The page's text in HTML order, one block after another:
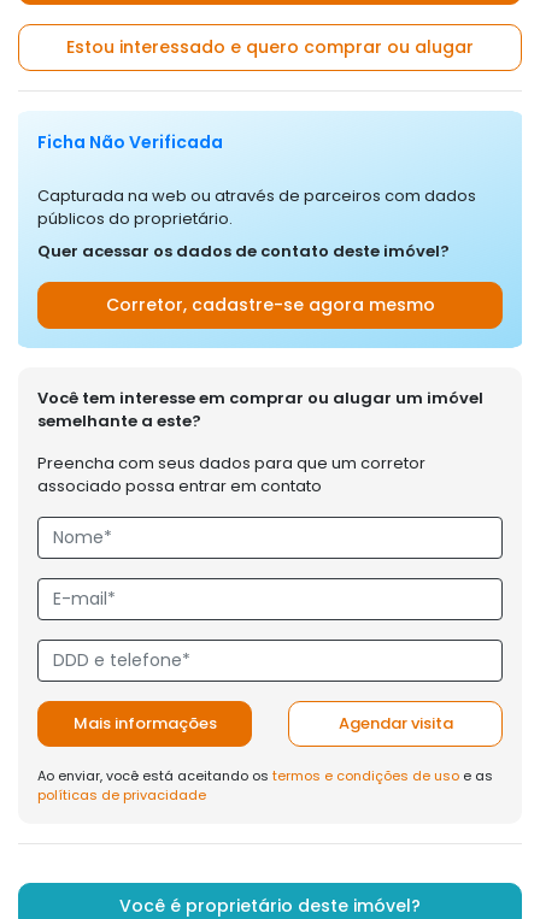
Estou interessado e quero comprar ou alugar
Ficha Não Verificada
Capturada na web ou através de parceiros com dados
públicos do proprietário.
Quer acessar os dados de contato deste imóvel?
Corretor, cadastre-se agora mesmo
Você tem interesse em comprar ou alugar um imóvel
semelhante a este?
Preencha com seus dados para que um corretor
associado possa entrar em contato
Mais informações Agendar visita
Ao enviar, você está aceitando os termos e condições de uso e as
políticas de privacidade
Você é proprietário deste imóvel?